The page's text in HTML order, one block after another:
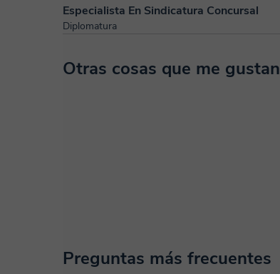
Especialista En Sindicatura Concursal
Diplomatura
Otras cosas que me gustan
Preguntas más frecuentes